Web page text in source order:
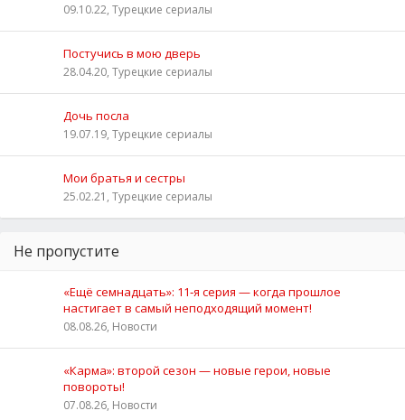
09.10.22, Турецкие сериалы
Постучись в мою дверь
28.04.20, Турецкие сериалы
Дочь посла
19.07.19, Турецкие сериалы
Мои братья и сестры
25.02.21, Турецкие сериалы
Не пропустите
«Ещё семнадцать»: 11‑я серия — когда прошлое
настигает в самый неподходящий момент!
08.08.26, Новости
«Карма»: второй сезон — новые герои, новые
повороты!
07.08.26, Новости